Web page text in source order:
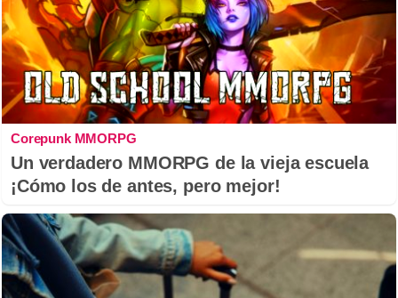
Corepunk MMORPG
Un verdadero MMORPG de la vieja escuela
¡Cómo los de antes, pero mejor!